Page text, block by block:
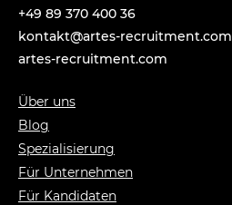
+49 89 370 400 36
moc.t
nemti
urcer
-setr
a@tka
tnok
artes-recruitment.com
Über uns
Blog
Spezialisierung
Für Unternehmen
Für Kandidaten